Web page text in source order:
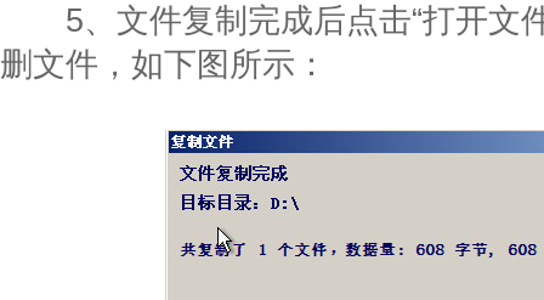
5、文件复制完成后点击“打开文
删文件，如下图所示：